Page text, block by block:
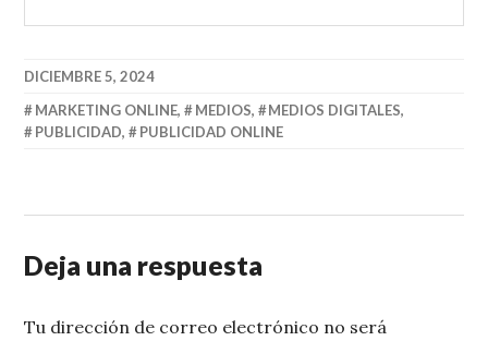
DICIEMBRE 5, 2024
MARKETING ONLINE, MEDIOS, MEDIOS DIGITALES,
PUBLICIDAD, PUBLICIDAD ONLINE
Deja una respuesta
Tu dirección de correo electrónico no será